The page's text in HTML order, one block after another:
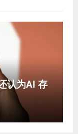
认为AI 存